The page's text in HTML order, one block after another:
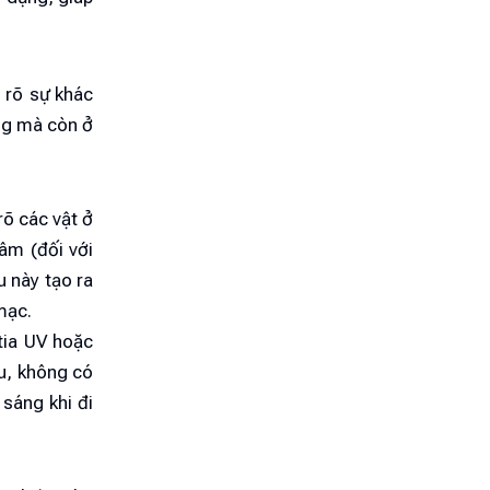
sự khác
mà còn ở
các vật ở
(đối với
này tạo ra
UV hoặc
không có
khi đi